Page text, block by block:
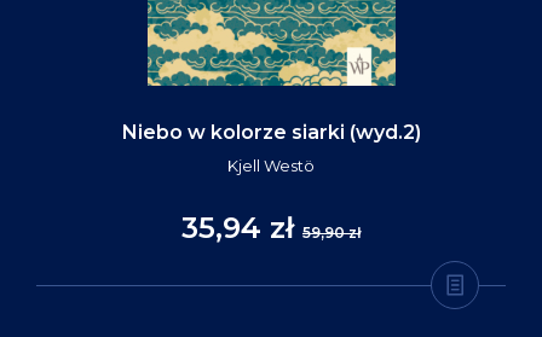
Niebo w kolorze siarki (wyd.2)
Kjell Westö
35,94 zł 59,90 zł